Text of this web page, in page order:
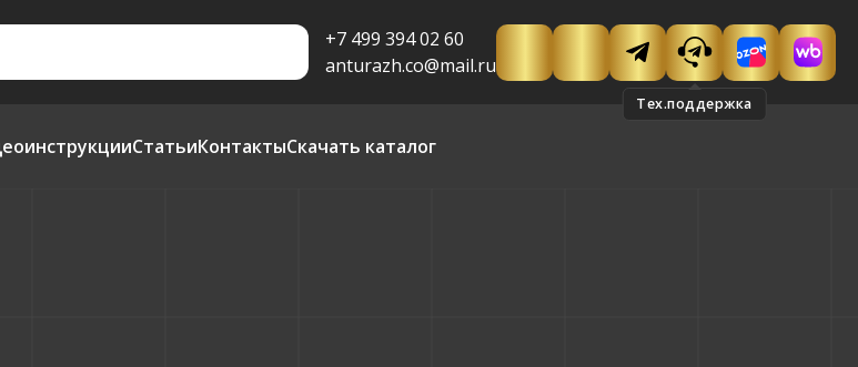
+7 499 394 02 60
anturazh.co@mail.ru
СтатьиКонтактыСкачать каталог